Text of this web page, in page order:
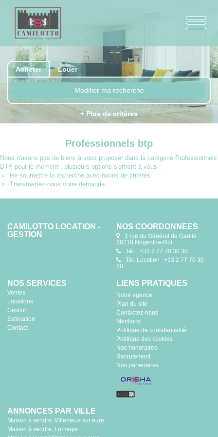
Acheter Louer
Modifier ma recherche
+ Plus de critères
Professionnels btp
Nous n'avons pas de biens à vous proposer dans la catégorie Professionnels
BTP pour le moment , plusieurs options s'offrent à vous :
Re-soumettre la recherche avec moins de critères.
Transmettez-nous votre demande
CAMILOTTO LOCATION -
GESTION
NOS COORDONNÉES
1 rue du Général de Gaulle
28210 Nogent-le-Roi
Tél. : +33 2 77 70 30 30
Tél. Location : +33 2 77 70 30
30
NOS SERVICES
Ventes
Locations
Gestion
Estimation
Contact
LIENS PRATIQUES
Notre agence
Plan du site
Contactez-nous
Mentions
Politique de confidentialité
Politique des cookies
Nos honoraires
Recrutement
Nos partenaires
ANNONCES PAR VILLE
Maison à vendre, Villemeux sur eure
Maison à vendre, Lormaye